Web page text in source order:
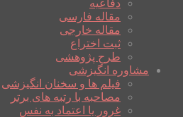
دفاعیه
مقاله فارسی
مقاله خارجی
ثبت اختراع
طرح پژوهشی
مشاوره انگیزشی
فیلم ها و سخنان انگیزشی
مصاحبه با رتبه های برتر
غرور یا اعتماد به نفس